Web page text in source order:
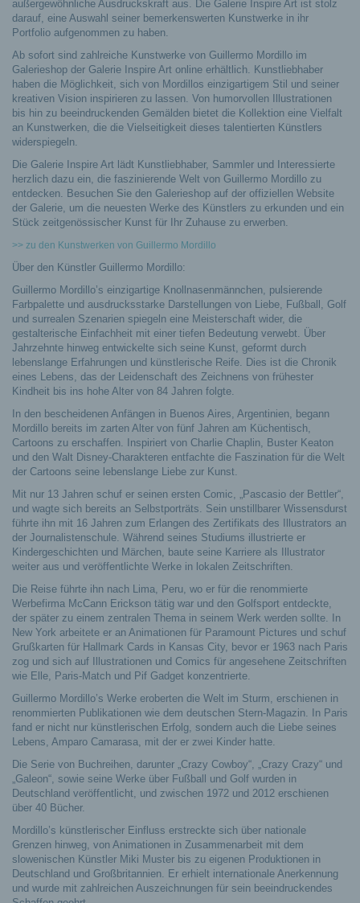
außergewöhnliche Ausdruckskraft aus. Die Galerie Inspire Art ist stolz
darauf, eine Auswahl seiner bemerkenswerten Kunstwerke in ihr
Portfolio aufgenommen zu haben.
Ab sofort sind zahlreiche Kunstwerke von Guillermo Mordillo im
Galerieshop der Galerie Inspire Art online erhältlich. Kunstliebhaber
haben die Möglichkeit, sich von Mordillos einzigartigem Stil und seiner
kreativen Vision inspirieren zu lassen. Von humorvollen Illustrationen
bis hin zu beeindruckenden Gemälden bietet die Kollektion eine Vielfalt
an Kunstwerken, die die Vielseitigkeit dieses talentierten Künstlers
widerspiegeln.
Die Galerie Inspire Art lädt Kunstliebhaber, Sammler und Interessierte
herzlich dazu ein, die faszinierende Welt von Guillermo Mordillo zu
entdecken. Besuchen Sie den Galerieshop auf der offiziellen Website
der Galerie, um die neuesten Werke des Künstlers zu erkunden und ein
Stück zeitgenössischer Kunst für Ihr Zuhause zu erwerben.
>> zu den Kunstwerken von Guillermo Mordillo
Über den Künstler Guillermo Mordillo:
Guillermo Mordillo’s einzigartige Knollnasenmännchen, pulsierende
Farbpalette und ausdrucksstarke Darstellungen von Liebe, Fußball, Golf
und surrealen Szenarien spiegeln eine Meisterschaft wider, die
gestalterische Einfachheit mit einer tiefen Bedeutung verwebt. Über
Jahrzehnte hinweg entwickelte sich seine Kunst, geformt durch
lebenslange Erfahrungen und künstlerische Reife. Dies ist die Chronik
eines Lebens, das der Leidenschaft des Zeichnens von frühester
Kindheit bis ins hohe Alter von 84 Jahren folgte.
In den bescheidenen Anfängen in Buenos Aires, Argentinien, begann
Mordillo bereits im zarten Alter von fünf Jahren am Küchentisch,
Cartoons zu erschaffen. Inspiriert von Charlie Chaplin, Buster Keaton
und den Walt Disney-Charakteren entfachte die Faszination für die Welt
der Cartoons seine lebenslange Liebe zur Kunst.
Mit nur 13 Jahren schuf er seinen ersten Comic, „Pascasio der Bettler“,
und wagte sich bereits an Selbstporträts. Sein unstillbarer Wissensdurst
führte ihn mit 16 Jahren zum Erlangen des Zertifikats des Illustrators an
der Journalistenschule. Während seines Studiums illustrierte er
Kindergeschichten und Märchen, baute seine Karriere als Illustrator
weiter aus und veröffentlichte Werke in lokalen Zeitschriften.
Die Reise führte ihn nach Lima, Peru, wo er für die renommierte
Werbefirma McCann Erickson tätig war und den Golfsport entdeckte,
der später zu einem zentralen Thema in seinem Werk werden sollte. In
New York arbeitete er an Animationen für Paramount Pictures und schuf
Grußkarten für Hallmark Cards in Kansas City, bevor er 1963 nach Paris
zog und sich auf Illustrationen und Comics für angesehene Zeitschriften
wie Elle, Paris-Match und Pif Gadget konzentrierte.
Guillermo Mordillo’s Werke eroberten die Welt im Sturm, erschienen in
renommierten Publikationen wie dem deutschen Stern-Magazin. In Paris
fand er nicht nur künstlerischen Erfolg, sondern auch die Liebe seines
Lebens, Amparo Camarasa, mit der er zwei Kinder hatte.
Die Serie von Buchreihen, darunter „Crazy Cowboy“, „Crazy Crazy“ und
„Galeon“, sowie seine Werke über Fußball und Golf wurden in
Deutschland veröffentlicht, und zwischen 1972 und 2012 erschienen
über 40 Bücher.
Mordillo’s künstlerischer Einfluss erstreckte sich über nationale
Grenzen hinweg, von Animationen in Zusammenarbeit mit dem
slowenischen Künstler Miki Muster bis zu eigenen Produktionen in
Deutschland und Großbritannien. Er erhielt internationale Anerkennung
und wurde mit zahlreichen Auszeichnungen für sein beeindruckendes